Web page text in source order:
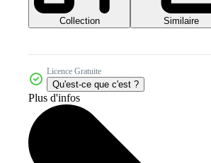
Collection Similaire
Licence Gratuite
Qu'est-ce que c'est ?
Plus d'infos